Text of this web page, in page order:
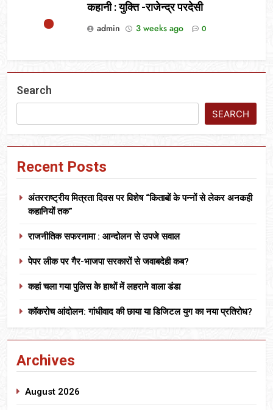
कहानी : युक्ति -राजेन्द्र परदेसी
admin
3 weeks ago 0
Search
SEARCH
Recent Posts
अंतरराष्ट्रीय मित्रता दिवस पर विशेष “किताबों के पन्नों से लेकर अनकही
कहानियों तक”
राजनीतिक सफरनामा : आन्दोलन से उपजे सवाल
पेपर लीक पर गैर-भाजपा सरकारों से जवाबदेही कब?
कहां चला गया पुलिस के हाथों में लहराने वाला डंडा
कॉकरोच आंदोलन: गांधीवाद की छाया या डिजिटल युग का नया प्रतिरोध?
Archives
August 2026